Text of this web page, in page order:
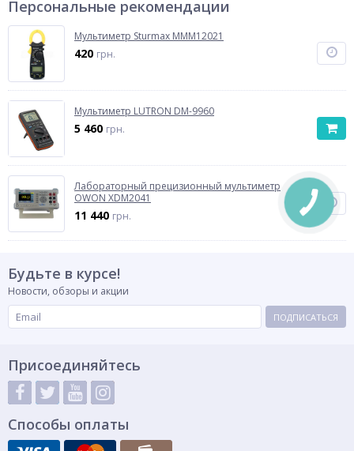
Персональные рекомендации
Мультиметр Sturmax MMM12021
420 грн.
Мультиметр LUTRON DM-9960
5 460 грн.
Лабораторный прецизионный мультиметр
OWON XDM2041
11 440 грн.
Будьте в курсе!
Новости, обзоры и акции
ПОДПИСАТЬСЯ
Присоединяйтесь
Способы оплаты